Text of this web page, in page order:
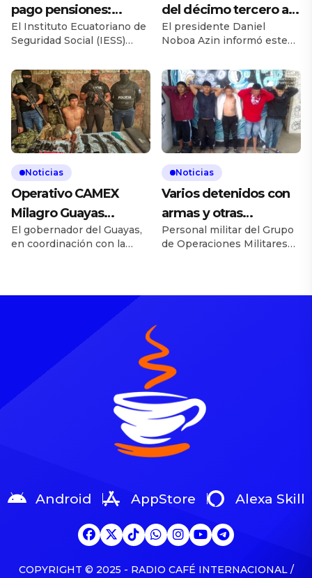
pago pensiones:
$349M acreditados
El Instituto Ecuatoriano de
Seguridad Social (IESS)
noviembre el adelanto en
el pago de pensiones
jubilares, acreditando
aproximadamente 349
millones de dólares en las
cuentas de miles de
beneficiarios a nivel
nacional. La medida, que
anticipa en seis días el
desembolso habitual
programado para cada 20
del mes, busca apoyar […]
del décimo tercero al
sector público
El presidente Daniel
Noboa Azin informó este
que el sector público ya
recibió el pago del décimo
tercer sueldo, cumpliendo
con la promesa
gubernamental y
generando un impacto
positivo en la economía
nacional mediante la
inyección de liquidez en
miles de hogares. Durante
el anuncio, el mandatario
exhortó a los empresarios
[…]
Noticias
Operativo CAMEX
Milagro Guayas
decomiso armas
drogas
El gobernador del Guayas,
en coordinación con la
de noviembre un operativo
decomiso de armamentos,
falsos de entidades del
orden público, y la […]
Noticias
Varios detenidos con
armas y otras
evidencias peligrosas
Personal militar del Grupo
de Operaciones Militares
noviembre un operativo
López, identificando a
cinco ciudadanos con
actitud sospechosa. Como
resultado, se decomisaron
14 teléfonos celulares, una
moladora marca Truper,
una pistola CZ serie
A32045 […]
Android AppStore Alexa Skill
COPYRIGHT © 2025 - RADIO CAFÉ INTERNACIONAL /